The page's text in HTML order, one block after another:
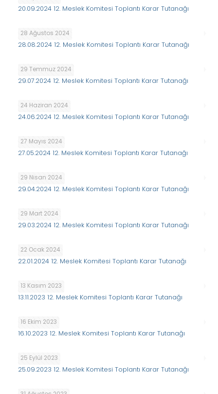
20.09.2024 12. Meslek Komitesi Toplantı Karar Tutanağı
28 Ağustos 2024
28.08.2024 12. Meslek Komitesi Toplantı Karar Tutanağı
29 Temmuz 2024
29.07.2024 12. Meslek Komitesi Toplantı Karar Tutanağı
24 Haziran 2024
24.06.2024 12. Meslek Komitesi Toplantı Karar Tutanağı
27 Mayıs 2024
27.05.2024 12. Meslek Komitesi Toplantı Karar Tutanağı
29 Nisan 2024
29.04.2024 12. Meslek Komitesi Toplantı Karar Tutanağı
29 Mart 2024
29.03.2024 12. Meslek Komitesi Toplantı Karar Tutanağı
22 Ocak 2024
22.01.2024 12. Meslek Komitesi Toplantı Karar Tutanağı
13 Kasım 2023
13.11.2023 12. Meslek Komitesi Toplantı Karar Tutanağı
16 Ekim 2023
16.10.2023 12. Meslek Komitesi Toplantı Karar Tutanağı
25 Eylül 2023
25.09.2023 12. Meslek Komitesi Toplantı Karar Tutanağı